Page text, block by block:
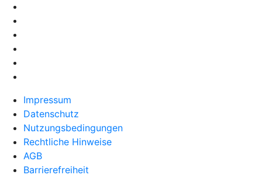
Impressum
Datenschutz
Nutzungsbedingungen
Rechtliche Hinweise
AGB
Barrierefreiheit